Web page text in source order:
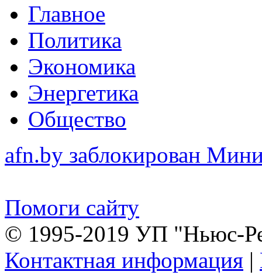
Главное
Политика
Экономика
Энергетика
Общество
afn.by заблокирован
Помоги сайту
© 1995-2019 УП "Ньюс-
Контактная информация |